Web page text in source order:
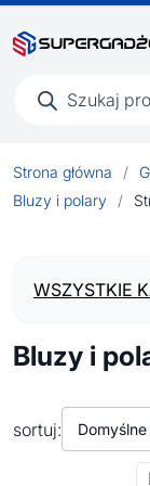
produktów
Strona główna /
Bluzy i polary
/
WSZYSTKIE
Bluzy i
sortuj: